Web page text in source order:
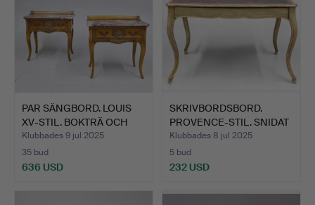
PAR SÄNGBORD. LOUIS
XV-STIL. BOKTRÄ OCH
MA…
Klubbades 9 jul 2025
35 bud
636 USD
SKRIVBORDSBORD.
PROVENCE-STIL. SNIDAT
OCH …
Klubbades 8 jul 2025
5 bud
232 USD